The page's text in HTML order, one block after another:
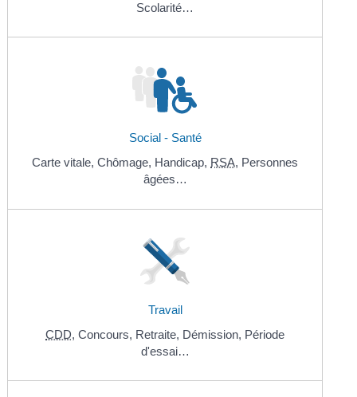
Scolarité…
Social - Santé
Carte vitale, Chômage, Handicap, RSA, Personnes
âgées…
Travail
CDD, Concours, Retraite, Démission, Période
d'essai…